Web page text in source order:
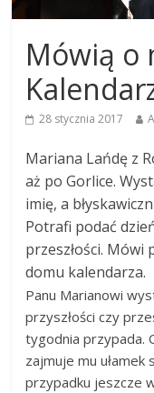
Mówią o
28 stycznia 2017
Mariana Lańdę z
aż po Gorlice.
imię, a
Potrafi podać
przeszłości. Mówi
domu kalendarza.
Panu Marianowi
przyszłości czy
tygodnia przypada.
zajmuje mu
przypadku jeszcze